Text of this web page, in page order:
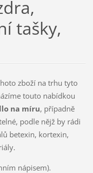
tašky,
zboží na trhu tyto
touto nabídkou
na míru, případně
podle nějž by rádi
betexin, kortexin,
nápisem).